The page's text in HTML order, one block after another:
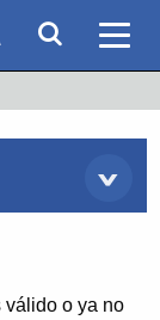
Socios
Acceso
válido o ya no